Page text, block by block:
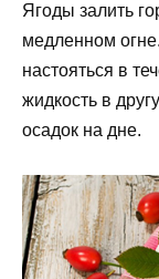
Ягоды залить
медленном
настояться в
жидкость в
осадок на дне.